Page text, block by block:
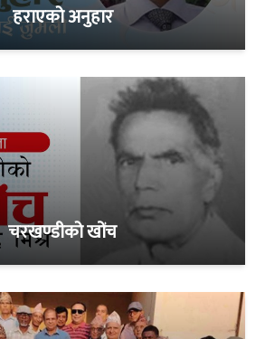
हराएको अनुहार
चरखण्डीको खोंच